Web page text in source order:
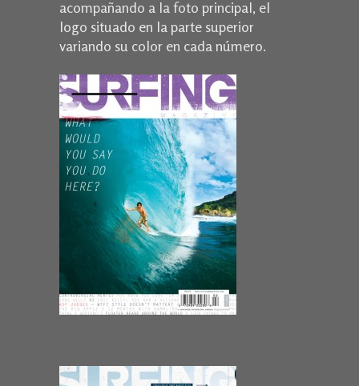
acompañando a la foto principal, el
logo situado en la parte superior
variando su color en cada número.